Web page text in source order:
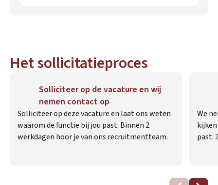
Het sollicitatieproces
Solliciteer op de vacature en wij
nemen contact op
Solliciteer op deze vacature en laat ons weten
waarom de functie bij jou past. Binnen 2
werkdagen hoor je van ons recruitmentteam.
We
past.